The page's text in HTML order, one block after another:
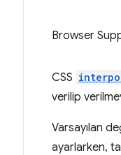
Browser
CSS
verilip
Varsayılan
ayarlarken,